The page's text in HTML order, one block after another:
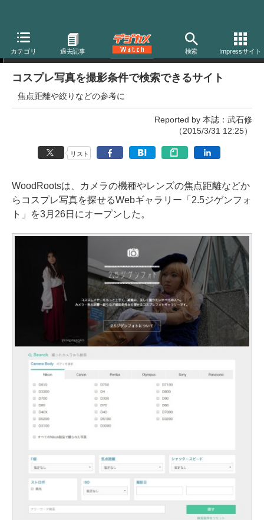
カテゴリ 過去記事 検索 Impressサイト
ニュース
コスプレ写真を撮影条件で検索できるサイト
焦点距離や絞りなどの参考に
Reported by 本誌：武石修
（2015/3/31 12:25）
リスト
WoodRootsは、カメラの機種やレンズの焦点距離などか
らコスプレ写真を探せるWebギャラリー「2.5ジゲンフォ
ト」を3月26日にオープンした。